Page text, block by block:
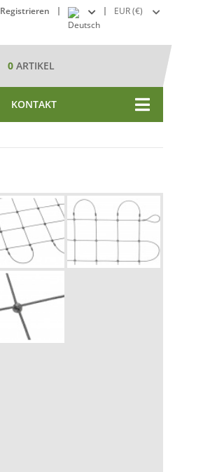
Registrieren EUR (€)
0 ARTIKEL
KONTAKT